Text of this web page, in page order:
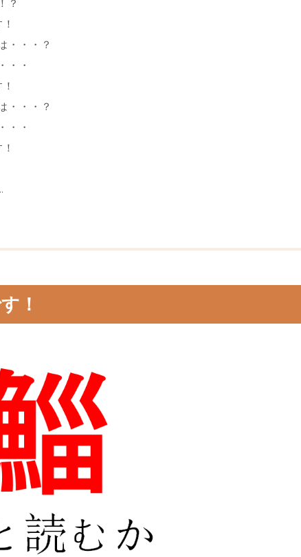
？
・・・？
・・
・・・？
・・
！